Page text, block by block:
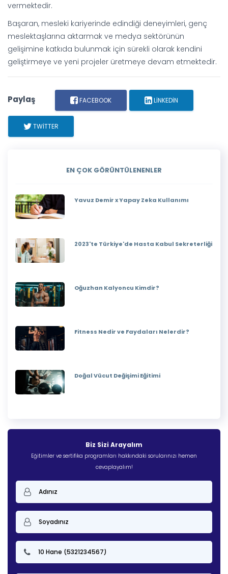
vermektedir.
Başaran, mesleki kariyerinde edindiği deneyimleri, genç
meslektaşlarına aktarmak ve medya sektörünün
gelişimine katkıda bulunmak için sürekli olarak kendini
geliştirmeye ve yeni projeler üretmeye devam etmektedir.
Paylaş FACEBOOK LINKEDIN
TWITTER
EN ÇOK GÖRÜNTÜLENENLER
Yavuz Demir x Yapay Zeka Kullanımı
2023'te Türkiye'de Hasta Kabul Sekreterliği
Oğuzhan Kalyoncu Kimdir?
Fitness Nedir ve Faydaları Nelerdir?
Doğal Vücut Değişimi Eğitimi
Biz Sizi Arayalım
Eğitimler ve sertifika programları hakkındaki sorularınızı hemen
cevaplayalım!